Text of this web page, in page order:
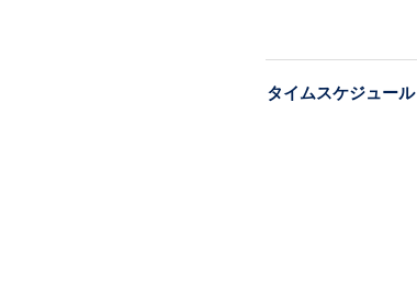
タイムスケジュール